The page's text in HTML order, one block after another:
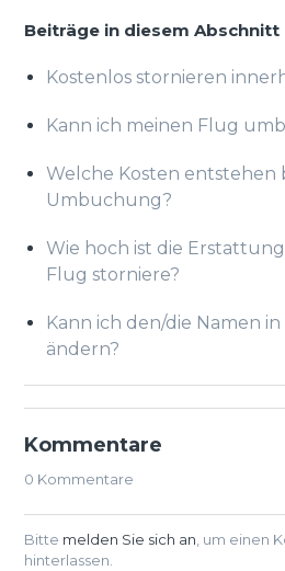
Beiträge in diesem Abschnitt
Kostenlos stornieren
Kann ich meinen Flug
Welche Kosten entstehen
Umbuchung?
Wie hoch ist die
Flug storniere?
Kann ich den/die Namen
ändern?
Kommentare
0 Kommentare
Bitte melden Sie sich an , um einen
hinterlassen.